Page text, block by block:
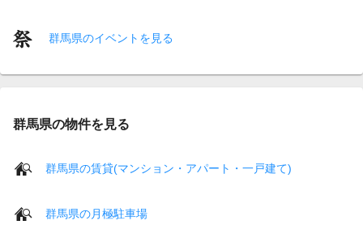
群馬県のイベントを見る
群馬県の物件を見る
群馬県の賃貸(マンション・アパート・一戸建て)
群馬県の月極駐車場